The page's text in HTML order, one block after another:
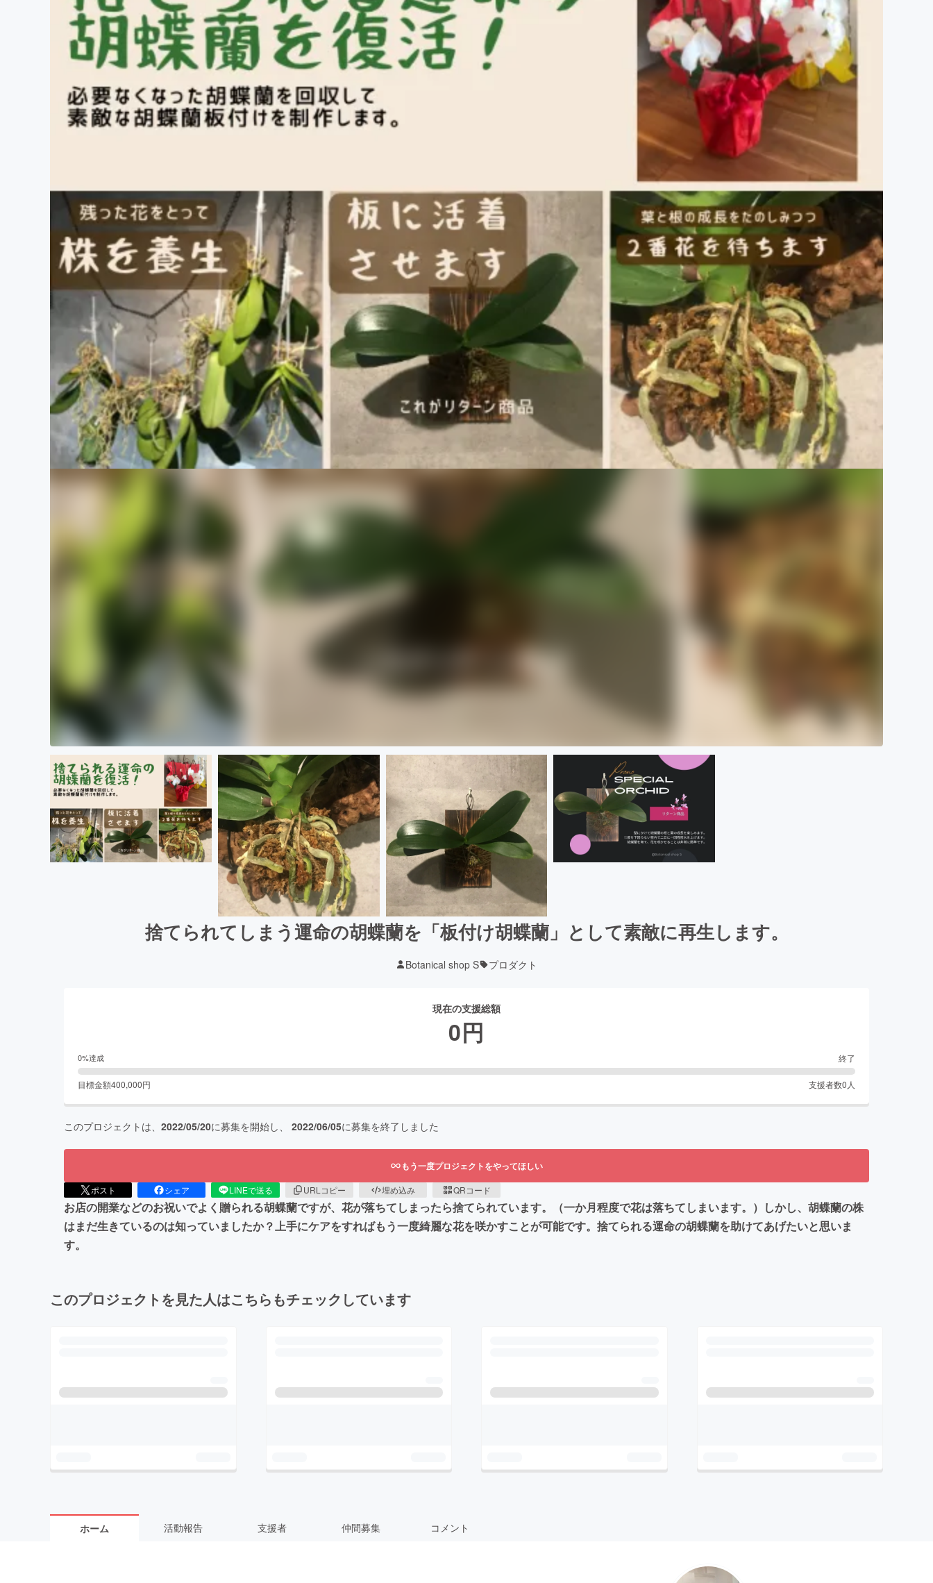
捨てられてしまう運命の胡蝶蘭を「板付け胡蝶蘭」として素敵に再生します。
Botanical shop S プロダクト
現在の支援総額
0円
0%達成 終了
目標金額400,000円 支援者数0 人
このプロジェクトは、 2022/05/20に募集を開始し、 2022/06/05に募集を終了しました
もう一度プロジェクトをやってほしい
ポスト シェア LINEで送る URLコピー 埋め込み QRコード
お店の開業などのお祝いでよく贈られる胡蝶蘭ですが、花が落ちてしまったら捨てられています。（一か月程度で花は落ちてしまいます。）しかし、胡蝶蘭の株
はまだ生きているのは知っていましたか？上手にケアをすればもう一度綺麗な花を咲かすことが可能です。捨てられる運命の胡蝶蘭を助けてあげたいと思いま
す。
このプロジェクトを見た人はこちらもチェックしています
ホーム 活動報告 支援者 仲間募集 コメント